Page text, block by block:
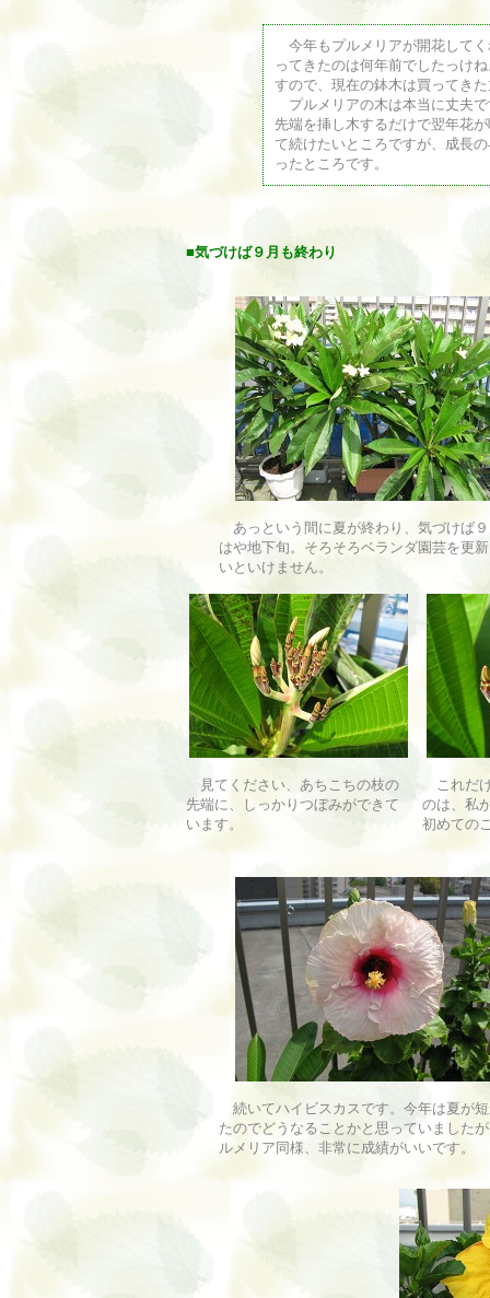
今年もプルメリアが開花して
ってきたのは何年前でしたっけ
すので、現在の鉢木は買ってき
プルメリアの木は本当に丈夫
先端を挿し木するだけで翌年花
て続けたいところですが、成長
ったところです。
■気づけば９月も終わり
あっという間に夏が終わり、気づけば
はや地下旬。そろそろベランダ園芸を更
いといけません。
見てください、あちこちの枝の
先端に、しっかりつぼみができて
います。
これだ
のは、私
初めての
続いてハイビスカスです。今年は夏が
たのでどうなることかと思っていました
ルメリア同様、非常に成績がいいです。